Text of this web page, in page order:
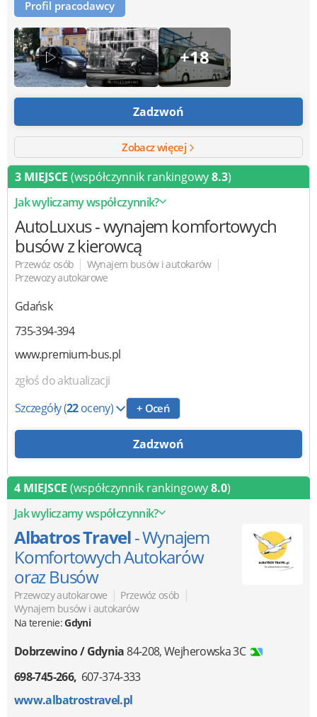
Profil pracodawcy
+18
Zadzwoń
Zobacz więcej
3 MIEJSCE (współczynnik rankingowy8.3)
Jak wyliczamy współczynnik?
AutoLuxus- wynajem komfortowych
busów z kierowcą
Przewóz osób | Wynajem busów i autokarów |
Przewozy autokarowe
Gdańsk
735-394-394
www.premium-bus.pl
zgłoś do aktualizacji
Szczegóły(22oceny) + Oceń
Zadzwoń
4 MIEJSCE (współczynnik rankingowy8.0)
Jak wyliczamy współczynnik?
Albatros Travel- Wynajem
Komfortowych Autokarów
oraz Busów
Przewozy autokarowe | Przewóz osób |
Wynajem busów i autokarów
Na terenie:Gdyni
Dobrzewino / Gdynia84-208,Wejherowska 3C
698-745-266 607-374-333
www.albatrostravel.pl